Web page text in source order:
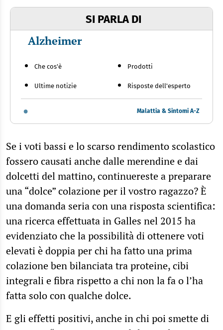
SI PARLA DI
Alzheimer
Che cos'è
Ultime notizie
Prodotti
Risposte dell'esperto
Malattia & Sintomi A-Z
Se i voti bassi e lo scarso rendimento scolastico
fossero causati anche dalle merendine e dai
dolcetti del mattino, continuereste a preparare
una “dolce” colazione per il vostro ragazzo? È
una domanda seria con una risposta scientifica:
una ricerca effettuata in Galles nel 2015 ha
evidenziato che la possibilità di ottenere voti
elevati è doppia per chi ha fatto una prima
colazione ben bilanciata tra proteine, cibi
integrali e fibra rispetto a chi non la fa o l’ha
fatta solo con qualche dolce.
E gli effetti positivi, anche in chi poi smette di